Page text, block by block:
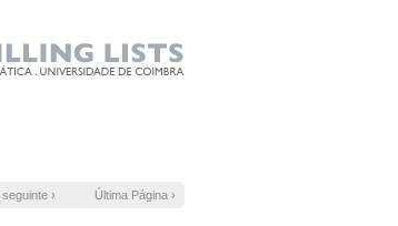
› Última Página ›